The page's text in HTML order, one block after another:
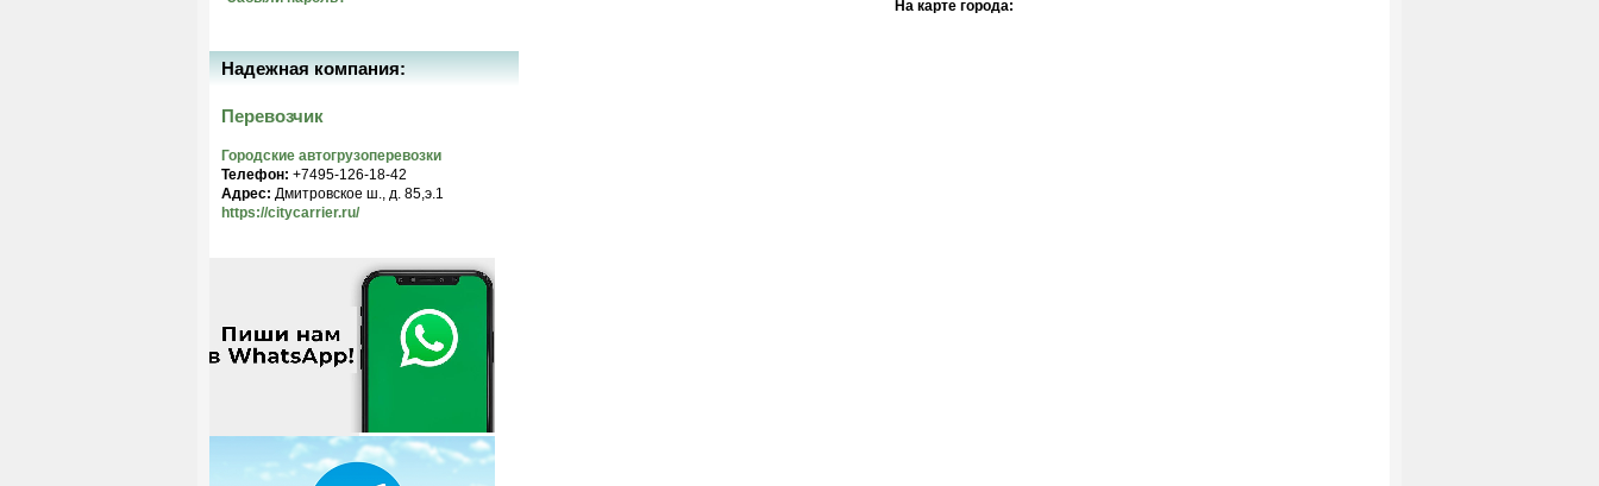
На карте города:
Надежная компания:
Перевозчик
Городские автогрузоперевозки
Телефон: +7495-126-18-42
Адрес: Дмитровское ш., д. 85,э.1
https://citycarrier.ru/